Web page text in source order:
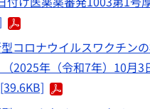
コロナウイルスワクチ
2025年（令和7年）10月